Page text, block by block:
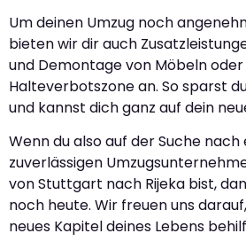
Um deinen Umzug noch
bieten wir dir auch
und Demontage von Möbeln
Halteverbotszone an. So sparst
und kannst dich ganz auf dein
Wenn du also auf der Suche
zuverlässigen
von Stuttgart nach Rijeka bist,
noch heute. Wir freuen uns
neues Kapitel deines Lebens